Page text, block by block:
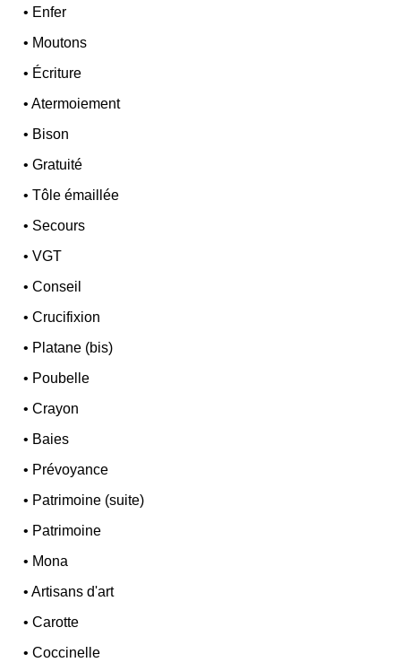
• Enfer
• Moutons
• Écriture
•Atermoiement
• Bison
•Gratuité
•Tôle émaillée
• Secours
•VGT
•Conseil
•Crucifixion
• Platane (bis)
• Poubelle
•Crayon
• Baies
• Prévoyance
• Patrimoine (suite)
• Patrimoine
• Mona
•Artisans d'art
•Carotte
•Coccinelle